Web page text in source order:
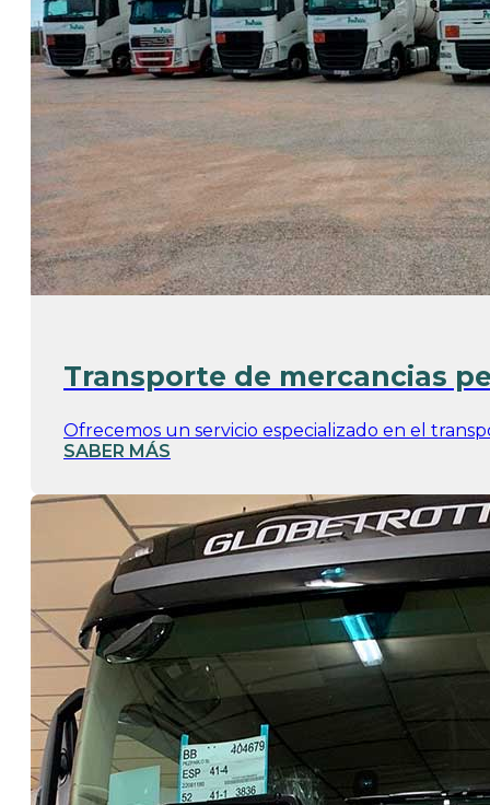
Transporte de mercancias
Ofrecemos un servicio especializado en el
SABER MÁS